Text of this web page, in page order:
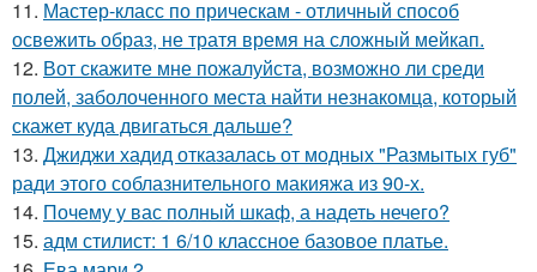
11. Мастер-класс по прическам - отличный способ
освежить образ, не тратя время на сложный мейкап.
12. Вот скажите мне пожалуйста, возможно ли среди
полей, заболоченного места найти незнакомца, который
скажет куда двигаться дальше?
13. Джиджи хадид отказалась от модных "Размытых губ"
ради этого соблазнительного макияжа из 90-х.
14. Почему у вас полный шкаф, а надеть нечего?
15. адм стилист: 1 6/10 классное базовое платье.